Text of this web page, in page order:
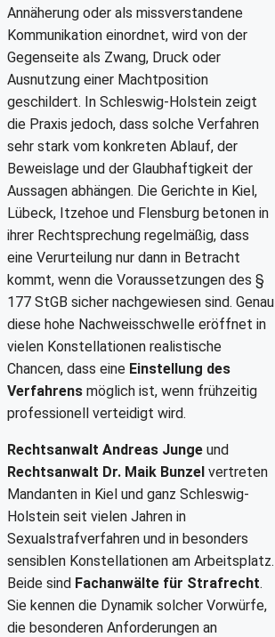
Annäherung oder als missverstandene
Kommunikation einordnet, wird von der
Gegenseite als Zwang, Druck oder
Ausnutzung einer Machtposition
geschildert. In Schleswig-Holstein zeigt
die Praxis jedoch, dass solche Verfahren
sehr stark vom konkreten Ablauf, der
Beweislage und der Glaubhaftigkeit der
Aussagen abhängen. Die Gerichte in Kiel,
Lübeck, Itzehoe und Flensburg betonen in
ihrer Rechtsprechung regelmäßig, dass
eine Verurteilung nur dann in Betracht
kommt, wenn die Voraussetzungen des §
177 StGB sicher nachgewiesen sind. Genau
diese hohe Nachweisschwelle eröffnet in
vielen Konstellationen realistische
Chancen, dass eine Einstellung des
Verfahrens möglich ist, wenn frühzeitig
professionell verteidigt wird.
Rechtsanwalt Andreas Junge und
Rechtsanwalt Dr. Maik Bunzel vertreten
Mandanten in Kiel und ganz Schleswig-
Holstein seit vielen Jahren in
Sexualstrafverfahren und in besonders
sensiblen Konstellationen am Arbeitsplatz.
Beide sind Fachanwälte für Strafrecht.
Sie kennen die Dynamik solcher Vorwürfe,
die besonderen Anforderungen an